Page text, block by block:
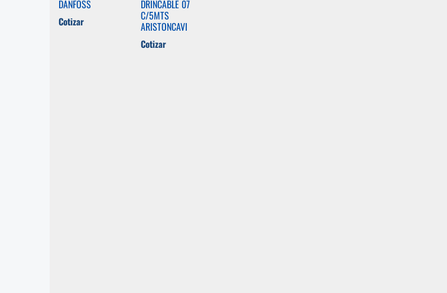
DANFOSS
Cotizar
DRINCABLE 07
C/5MTS
ARISTONCAVI
Cotizar